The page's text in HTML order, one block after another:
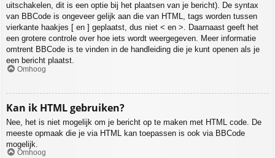
uitschakelen, dit is een optie bij het plaatsen van je bericht). De syntax
van BBCode is ongeveer gelijk aan die van HTML, tags worden tussen
vierkante haakjes [ en ] geplaatst, dus niet < en >. Daarnaast geeft het
een grotere controle over hoe iets wordt weergegeven. Meer informatie
omtrent BBCode is te vinden in de handleiding die je kunt openen als je
een bericht plaatst.
Omhoog
Kan ik HTML gebruiken?
Nee, het is niet mogelijk om je bericht op te maken met HTML code. De
meeste opmaak die je via HTML kan toepassen is ook via BBCode
mogelijk.
Omhoog